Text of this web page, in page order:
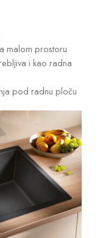
malom prostoru
i kao radna
pod radnu ploču